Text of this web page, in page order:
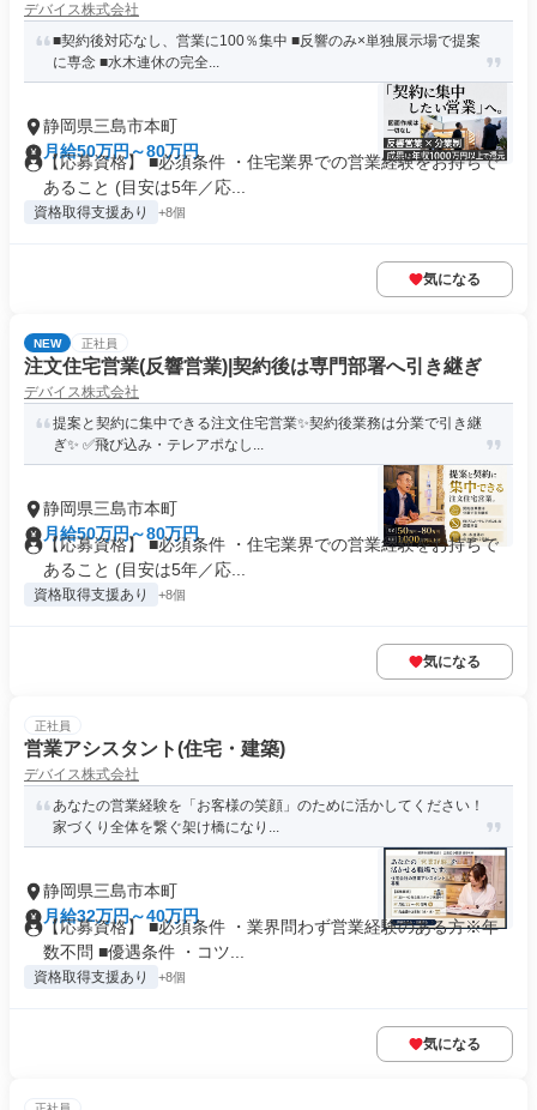
デバイス株式会社
■契約後対応なし、営業に100％集中 ■反響のみ×単独展示場で提案
に専念 ■水木連休の完全...
静岡県三島市本町
月給50万円～80万円
【応募資格】 ■必須条件 ・住宅業界での営業経験をお持ちで
あること (目安は5年／応...
資格取得支援あり +8個
気になる
NEW 正社員
注文住宅営業(反響営業)|契約後は専門部署へ引き継ぎ
デバイス株式会社
提案と契約に集中できる注文住宅営業✨契約後業務は分業で引き継
ぎ✨ ✅飛び込み・テレアポなし...
静岡県三島市本町
月給50万円～80万円
【応募資格】 ■必須条件 ・住宅業界での営業経験をお持ちで
あること (目安は5年／応...
資格取得支援あり +8個
気になる
正社員
営業アシスタント(住宅・建築)
デバイス株式会社
あなたの営業経験を「お客様の笑顔」のために活かしてください！
家づくり全体を繋ぐ架け橋になり...
静岡県三島市本町
月給32万円～40万円
【応募資格】 ■必須条件 ・業界問わず営業経験のある方※年
数不問 ■優遇条件 ・コツ...
資格取得支援あり +8個
気になる